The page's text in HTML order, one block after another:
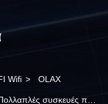
Wifi > OLAX
συσκευές που